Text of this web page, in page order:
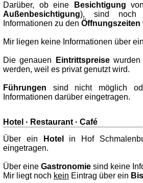
Darüber, ob eine Besichtigung
Außenbesichtigung), sind noch
Informationen zu den Öffnungszeiten
Mir liegen keine Informationen über ein
Die genauen Eintrittspreisewurden
werden, weil es privat genutzt wird.
Führungen sind nicht möglich
Informationen darüber eingetragen.
Hotel · Restaurant · Café
Über ein
Hotel
in Hof
eingetragen.
Über eine Gastronomie sind keine
Mir liegt noch kein Eintrag über ein